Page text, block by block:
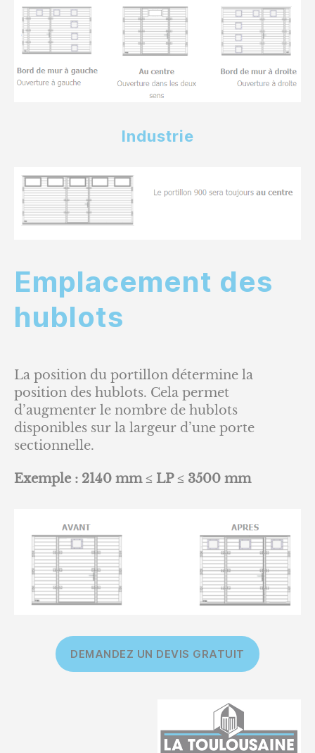
Industrie
Emplacement des
hublots
La position du portillon détermine la
position des hublots. Cela permet
d’augmenter le nombre de hublots
disponibles sur la largeur d’une porte
sectionnelle.
Exemple : 2140 mm ≤ LP ≤ 3500 mm
DEMANDEZ UN DEVIS GRATUIT